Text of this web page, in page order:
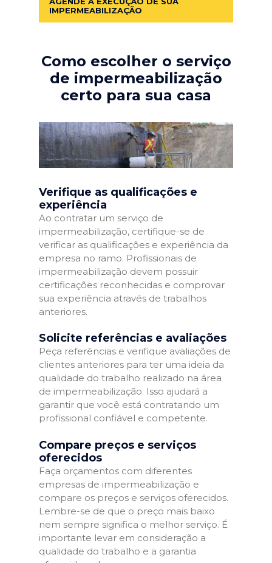
IMPERMEABILIZAÇÃO
Como escolher o serviço
de impermeabilização
certo para sua casa
Verifique as qualificações e
experiência
Ao contratar um serviço de
impermeabilização, certifique-se de
verificar as qualificações e experiência da
empresa no ramo. Profissionais de
impermeabilização devem possuir
certificações reconhecidas e comprovar
sua experiência através de trabalhos
anteriores.
Solicite referências e avaliações
Peça referências e verifique avaliações de
clientes anteriores para ter uma ideia da
qualidade do trabalho realizado na área
de impermeabilização. Isso ajudará a
garantir que você está contratando um
profissional confiável e competente.
Compare preços e serviços
oferecidos
Faça orçamentos com diferentes
empresas de impermeabilização e
compare os preços e serviços oferecidos.
Lembre-se de que o preço mais baixo
nem sempre significa o melhor serviço. É
importante levar em consideração a
qualidade do trabalho e a garantia